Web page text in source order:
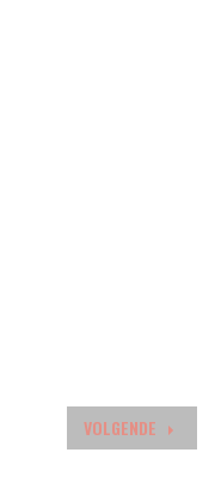
VOLGENDE